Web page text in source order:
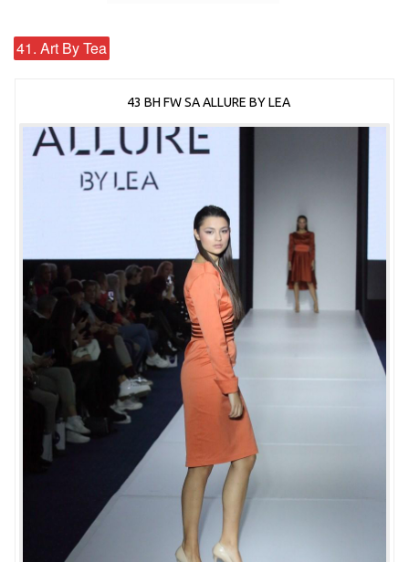
41. Art By Tea
43 BH FW SA ALLURE BY LEA